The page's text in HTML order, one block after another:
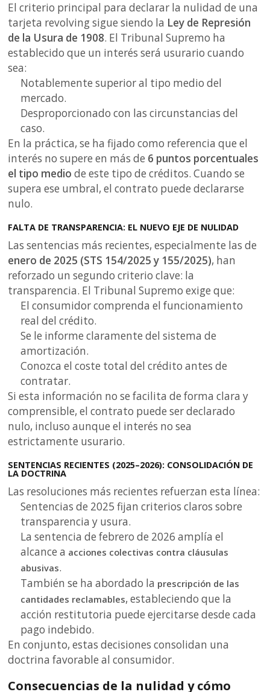
El criterio principal para declarar la nulidad de una
tarjeta revolving sigue siendo la Ley de Represión
de la Usura de 1908. El Tribunal Supremo ha
establecido que un interés será usurario cuando
sea:
Notablemente superior al tipo medio del
mercado.
Desproporcionado con las circunstancias del
caso.
En la práctica, se ha fijado como referencia que el
interés no supere en más de 6 puntos porcentuales
el tipo medio de este tipo de créditos. Cuando se
supera ese umbral, el contrato puede declararse
nulo.
FALTA DE TRANSPARENCIA: EL NUEVO EJE DE NULIDAD
Las sentencias más recientes, especialmente las de
enero de 2025 (STS 154/2025 y 155/2025), han
reforzado un segundo criterio clave: la
transparencia. El Tribunal Supremo exige que:
El consumidor comprenda el funcionamiento
real del crédito.
Se le informe claramente del sistema de
amortización.
Conozca el coste total del crédito antes de
contratar.
Si esta información no se facilita de forma clara y
comprensible, el contrato puede ser declarado
nulo, incluso aunque el interés no sea
estrictamente usurario.
SENTENCIAS RECIENTES (2025–2026): CONSOLIDACIÓN DE
LA DOCTRINA
Las resoluciones más recientes refuerzan esta línea:
Sentencias de 2025 fijan criterios claros sobre
transparencia y usura.
La sentencia de febrero de 2026 amplía el
alcance a acciones colectivas contra cláusulas
abusivas.
También se ha abordado la prescripción de las
cantidades reclamables, estableciendo que la
acción restitutoria puede ejercitarse desde cada
pago indebido.
En conjunto, estas decisiones consolidan una
doctrina favorable al consumidor.
Consecuencias de la nulidad y cómo